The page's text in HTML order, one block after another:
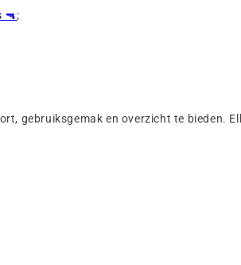
🔫;
gebruiksgemak en overzicht te bieden.